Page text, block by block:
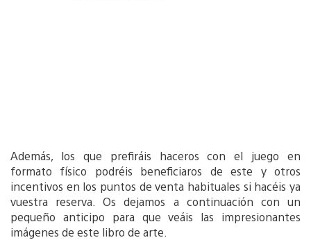
Además, los que prefiráis haceros con el juego en
formato físico podréis beneficiaros de este y otros
incentivos en los puntos de venta habituales si hacéis ya
vuestra reserva. Os dejamos a continuación con un
pequeño anticipo para que veáis las impresionantes
imágenes de este libro de arte.